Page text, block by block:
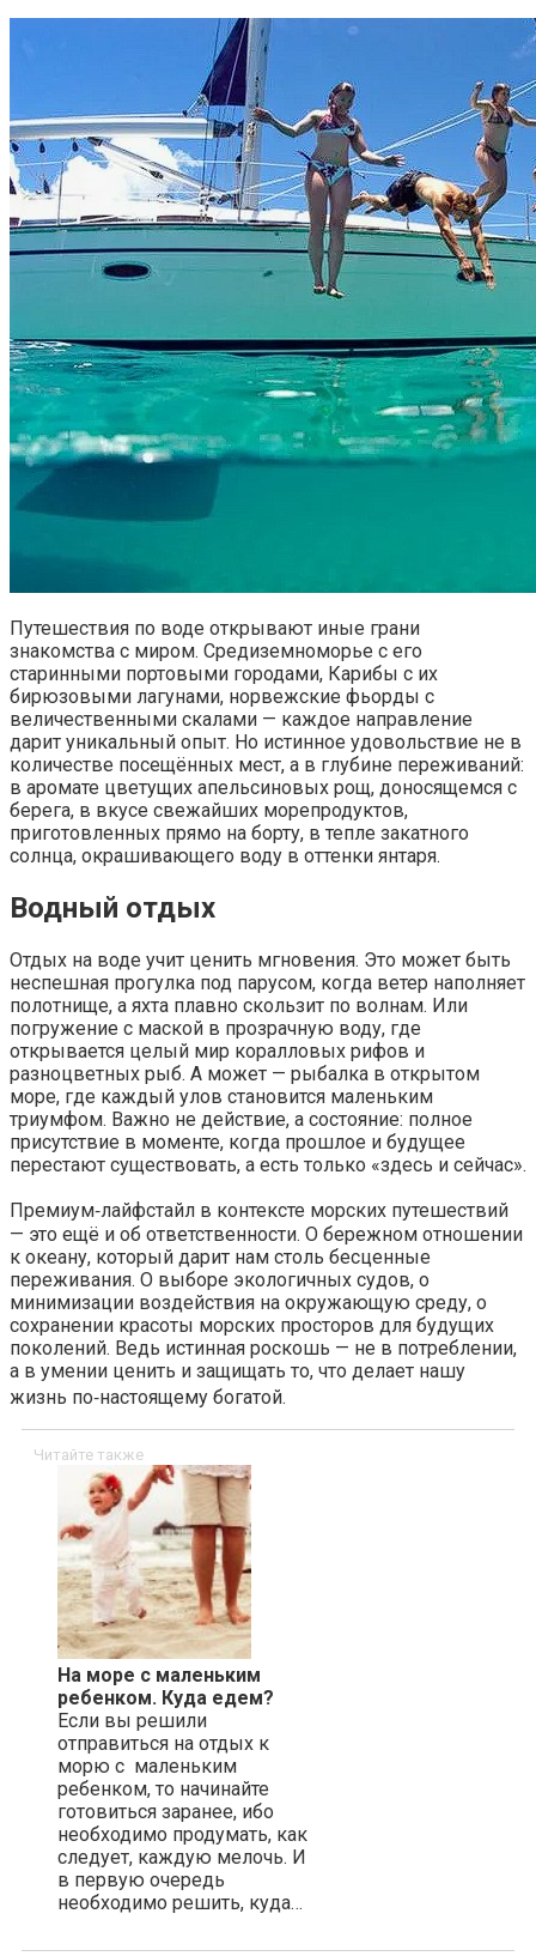
Путешествия по воде открывают иные грани
знакомства с миром. Средиземноморье с его
старинными портовыми городами, Карибы с их
бирюзовыми лагунами, норвежские фьорды с
величественными скалами — каждое направление
дарит уникальный опыт. Но истинное удовольствие не в
количестве посещённых мест, а в глубине переживаний:
в аромате цветущих апельсиновых рощ, доносящемся с
берега, в вкусе свежайших морепродуктов,
приготовленных прямо на борту, в тепле закатного
солнца, окрашивающего воду в оттенки янтаря.
Водный отдых
Отдых на воде учит ценить мгновения. Это может быть
неспешная прогулка под парусом, когда ветер наполняет
полотнище, а яхта плавно скользит по волнам. Или
погружение с маской в прозрачную воду, где
открывается целый мир коралловых рифов и
разноцветных рыб. А может — рыбалка в открытом
море, где каждый улов становится маленьким
триумфом. Важно не действие, а состояние: полное
присутствие в моменте, когда прошлое и будущее
перестают существовать, а есть только «здесь и сейчас».
Премиум‑лайфстайл в контексте морских путешествий
— это ещё и об ответственности. О бережном отношении
к океану, который дарит нам столь бесценные
переживания. О выборе экологичных судов, о
минимизации воздействия на окружающую среду, о
сохранении красоты морских просторов для будущих
поколений. Ведь истинная роскошь — не в потреблении,
а в умении ценить и защищать то, что делает нашу
жизнь по‑настоящему богатой.
Читайте также
На море с маленьким
ребенком. Куда едем?
Если вы решили
отправиться на отдых к
морю с маленьким
ребенком, то начинайте
готовиться заранее, ибо
необходимо продумать, как
следует, каждую мелочь. И
в первую очередь
необходимо решить, куда…